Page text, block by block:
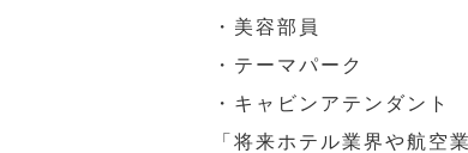
・美容部員
・テーマパーク
・キャビンアテンダント
「将来ホテル業界や航空